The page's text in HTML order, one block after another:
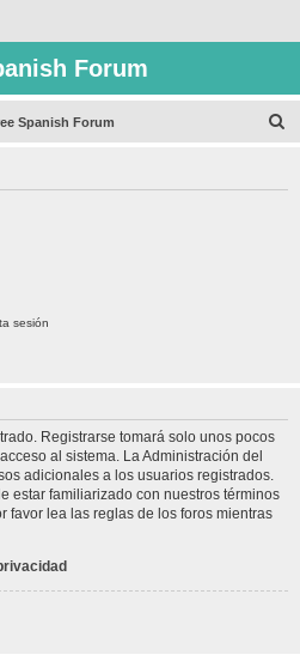
Forum
Spanish Forum
sesión
Registrarse tomará solo unos pocos
al sistema. La Administración del
adicionales a los usuarios registrados.
estar familiarizado con nuestros términos
favor lea las reglas de los foros mientras